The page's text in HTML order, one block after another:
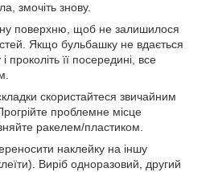
змочіть знову.
поверхню, щоб не залишилося
Якщо бульбашку не вдається
і проколіть її посередині, все
скористайтеся звичайним
проблемне місце
ракелем/пластиком.
наклейку на іншу
Виріб одноразовий, другий